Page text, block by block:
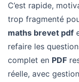
C’est rapide,
trop fragmenté
maths brevet pdf
refaire les
complet en PDF
réelle, avec